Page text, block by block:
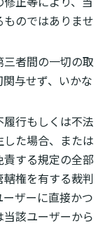
のではありませ
者間の一切の取
与せず、いかな
行もしくは不法
た場合、または
する規定の全部
権を有する裁判
ザーに直接かつ
該ユーザーから